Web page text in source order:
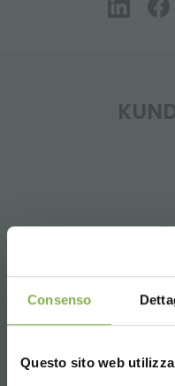
Consenso
Questo sito web
+39